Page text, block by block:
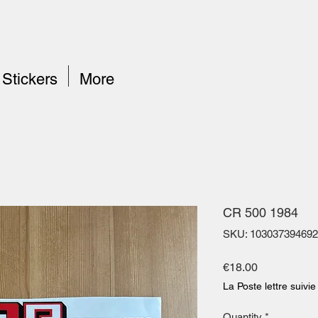
Stickers More
CR 500 1984
SKU: 103037394692
€18.00Price
La Poste lettre suivie